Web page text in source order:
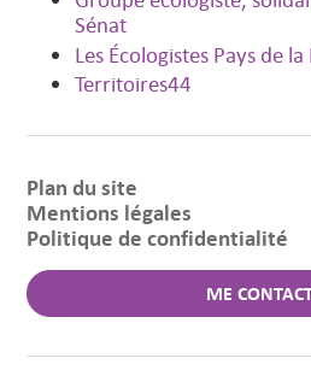
Sénat
Les Écologistes Pays de
Territoires44
Plan du site
Mentions légales
Politique de confidentialité
ME